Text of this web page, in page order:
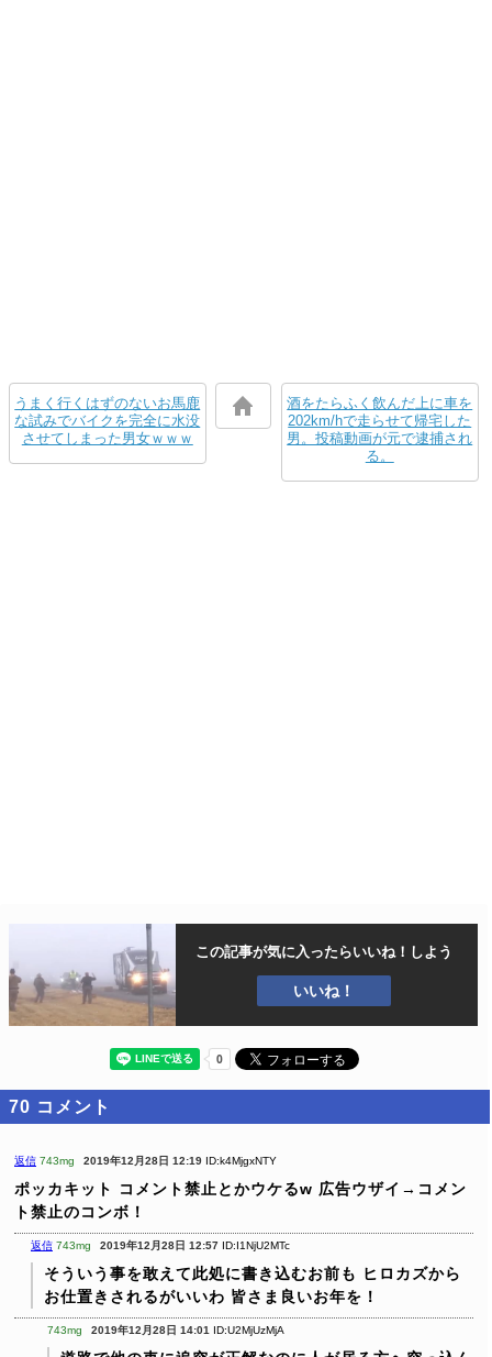
うまく行くはずのないお馬鹿
な試みでバイクを完全に水没
させてしまった男女ｗｗｗ
酒をたらふく飲んだ上に車を
202km/hで走らせて帰宅した
男。投稿動画が元で逮捕され
る。
この記事が気に入ったらいいね！しよう
いいね！
70 コメント
返信 743mg 2019年12月28日 12:19 ID:k4MjgxNTY
ポッカキット コメント禁止とかウケるw 広告ウザイ→コメン
ト禁止のコンボ！
返信 743mg 2019年12月28日 12:57 ID:I1NjU2MTc
そういう事を敢えて此処に書き込むお前も ヒロカズから
お仕置きされるがいいわ 皆さま良いお年を！
743mg 2019年12月28日 14:01 ID:U2MjUzMjA